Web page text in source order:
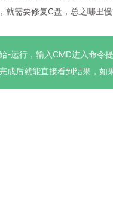
需要修复C盘，总之哪里慢
-运行，输入CMD进入命
成后就能直接看到结果，